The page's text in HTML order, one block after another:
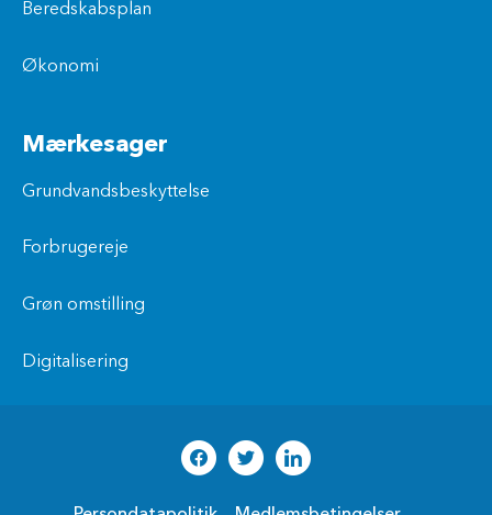
Beredskabsplan
Økonomi
Mærkesager
Grundvandsbeskyttelse
Forbrugereje
Grøn omstilling
Digitalisering